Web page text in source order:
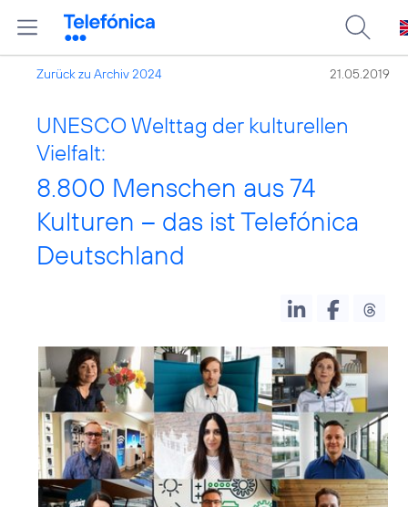
Zurück zu Archiv 2024 21.05.2019
UNESCO Welttag der kulturellen
Vielfalt:
8.800 Menschen aus 74
Kulturen – das ist Telefónica
Deutschland